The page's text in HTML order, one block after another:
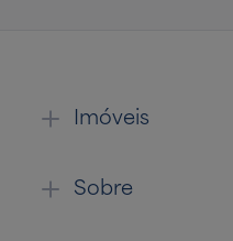
Imóveis
Sobre